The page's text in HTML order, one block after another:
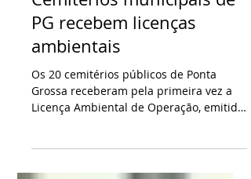
30 de out. de 2025 1 min de leitura
Cemitérios municipais de
PG recebem licenças
ambientais
Licença Ambiental de Operação, emitida
pelo Instituto Água e Terra (IAT), órgão